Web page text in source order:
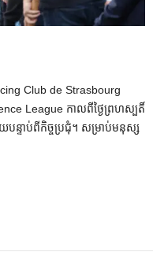
Club de Strasbourg
League កាលពីថ្ងៃព្រហស្បតិ៍
ន្ទាប់ពីកិច្ចប្រជុំ។ សម្រាប់មនុស្ស